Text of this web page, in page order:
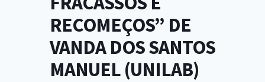
RECOMEÇOS” DE
VANDA DOS SANTOS
MANUEL (UNILAB)